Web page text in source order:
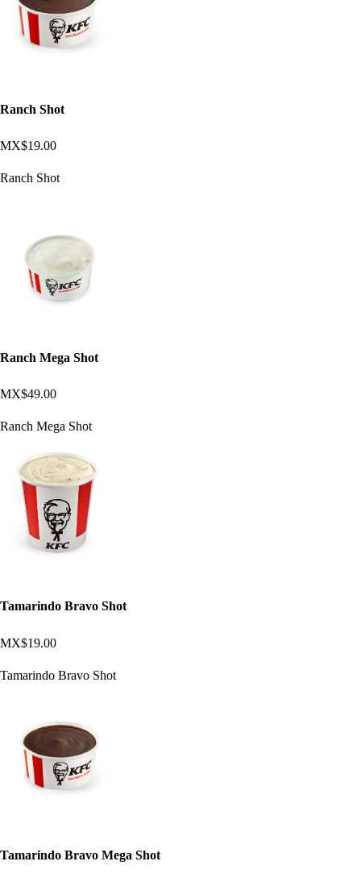
Ranch Shot
MX$19.00
Ranch Shot
Ranch Mega Shot
MX$49.00
Ranch Mega Shot
Tamarindo Bravo Shot
MX$19.00
Tamarindo Bravo Shot
Tamarindo Bravo Mega Shot